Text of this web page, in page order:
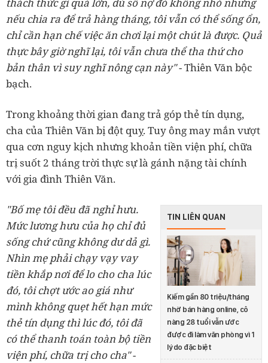
thách thức gì quá lớn, dù số nợ đó không nhỏ nhưng
nếu chia ra để trả hàng tháng, tôi vẫn có thể sống ổn,
chỉ cần hạn chế việc ăn chơi lại một chút là được. Quả
thực bây giờ nghĩ lại, tôi vẫn chưa thể tha thứ cho
bản thân vì suy nghĩ nông cạn này"- Thiên Văn bộc
bạch.
Trong khoảng thời gian đang trả góp thẻ tín dụng,
cha của Thiên Văn bị đột quỵ. Tuy ông may mắn vượt
qua cơn nguy kịch nhưng khoản tiền viện phí, chữa
trị suốt 2 tháng trời thực sự là gánh nặng tài chính
với gia đình Thiên Văn.
TIN LIÊN QUAN
Kiếm gần 80 triệu/tháng
nhờ bán hàng online, cô
nàng 28 tuổi vẫn ước
được đi làm văn phòng vì 1
lý do đặc biệt
"Bố mẹ tôi đều đã nghỉ hưu.
Mức lương hưu của họ chỉ đủ
sống chứ cũng không dư dả gì.
Nhìn mẹ phải chạy vạy vay
tiền khắp nơi để lo cho cha lúc
đó, tôi chợt ước ao giá như
mình không quẹt hết hạn mức
thẻ tín dụng thì lúc đó, tôi đã
có thể thanh toán toàn bộ tiền
viện phí, chữa trị cho cha"-